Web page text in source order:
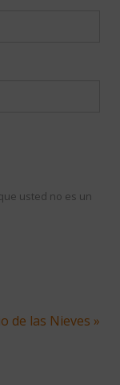
usted no es un
de las Nieves »